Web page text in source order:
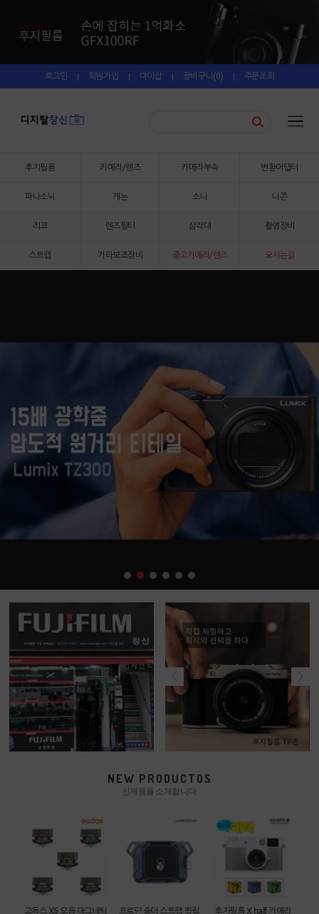
로그인 | 회원가입 | 마이샵 | 장바구니(0) | 주문조회
후지필름 카메라/렌즈 카메라부속 변환어댑터
파나소닉 캐논 소니 니콘
리코 렌즈필터 삼각대 촬영장비
스트랩 기타보조장비 중고카메라/렌즈 오시는길
NEW PRODUCTOS
신제품을 소개합니다.
고독스 X5 모음 마그네틱
프로딘 숄더 스트랩 퀵릴
후지필름 X half 카메라